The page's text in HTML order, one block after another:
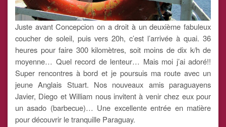
Juste avant Concepcion on a droit à un deuxième fabuleux
coucher de soleil, puis vers 20h, c’est l’arrivée à quai. 36
heures pour faire 300 kilomètres, soit moins de dix k/h de
moyenne… Quel record de lenteur… Mais moi j’ai adoré!!
Super rencontres à bord et je poursuis ma route avec un
jeune Anglais Stuart. Nos nouveaux amis paraguayens
Javier, Diego et William nous invitent à venir chez eux pour
un asado (barbecue)… Une excellente entrée en matière
pour découvrir le tranquille Paraguay.